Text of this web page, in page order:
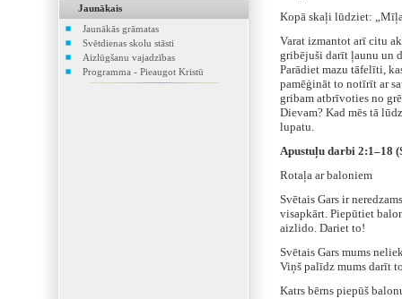
Jaunākais
Jaunākās grāmatas
Svētdienas skolu stāsti
Aizlūgšanu vajadzības
Programma - Pieaugot Kristū
Kopā skaļi lūdziet:
Varat izmantot arī citu
gribējuši darīt ļaunu un
Parādiet mazu tāfelīti,
pamēģināt to notīrīt ar
gribam atbrīvoties no
Dievam? Kad mēs tā
lupatu.
Apustuļu darbi 2:1–18
Rotaļa ar baloniem
Svētais Gars ir
visapkārt. Piepūtiet
aizlido. Dariet to!
Svētais Gars mums
Viņš palīdz mums darīt
Katrs bērns piepūš